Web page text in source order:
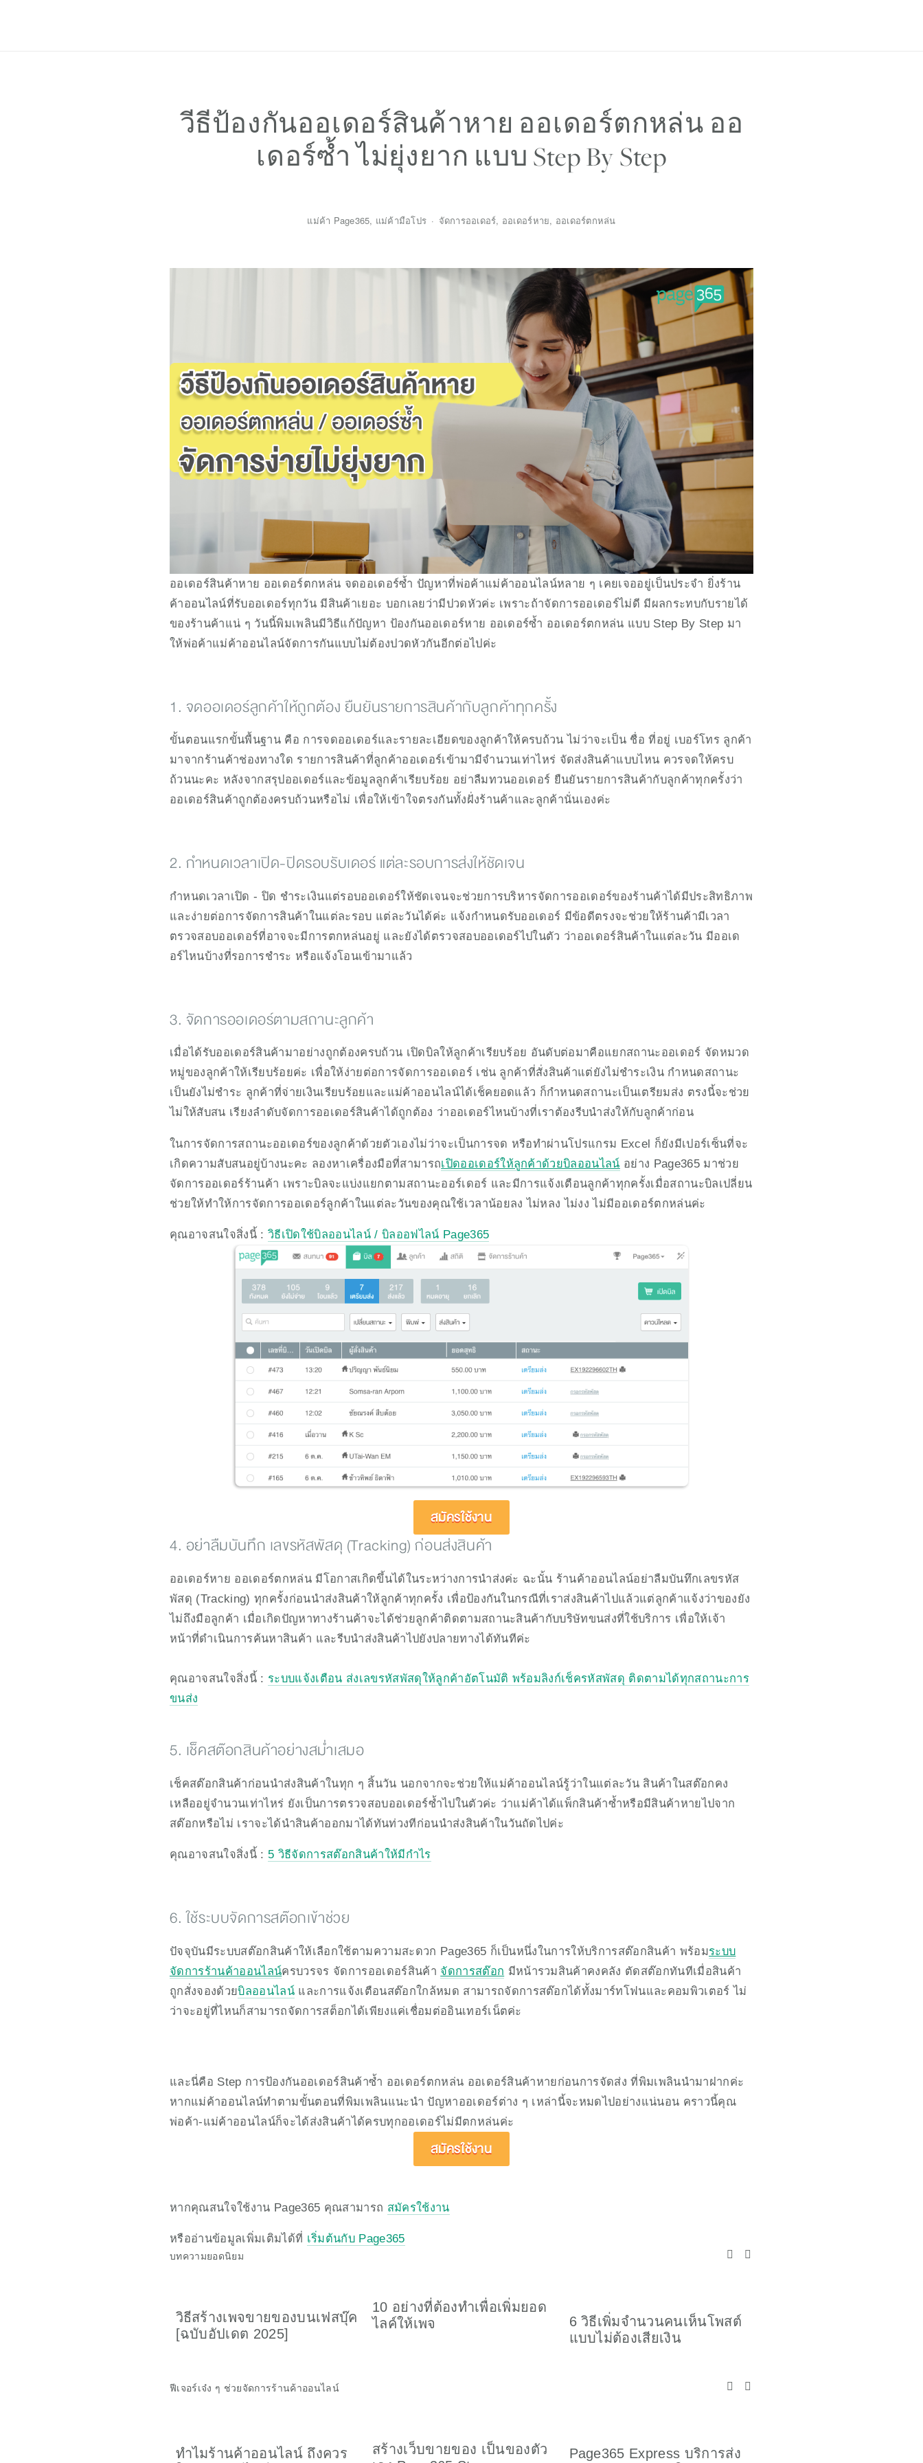
วีธีป้องกันออเดอร์สินค้าหาย ออเดอร์ตกหล่น ออ
เดอร์ซ้ำ ไม่ยุ่งยาก แบบ Step By Step
ออเดอร์สินค้าหาย ออเดอร์ตกหล่น จดออเดอร์ซ้ำ ปัญหาที่พ่อค้าแม่ค้าออนไลน์หลาย ๆ เคยเจออยู่เป็นประจำ ยิ่งร้าน
ค้าออนไลน์ที่รับออเดอร์ทุกวัน มีสินค้าเยอะ บอกเลยว่ามีปวดหัวค่ะ เพราะถ้าจัดการออเดอร์ไม่ดี มีผลกระทบกับรายได้
ของร้านค้าแน่ ๆ วันนี้พิมเพลินมีวิธีแก้ปัญหา ป้องกันออเดอร์หาย ออเดอร์ซ้ำ ออเดอร์ตกหล่น แบบ Step By Step มา
ให้พ่อค้าแม่ค้าออนไลน์จัดการกันแบบไม่ต้องปวดหัวกันอีกต่อไปค่ะ
1. จดออเดอร์ลูกค้าให้ถูกต้อง ยืนยันรายการสินค้ากับลูกค้าทุกครั้ง
ขั้นตอนแรกขั้นพื้นฐาน คือ การจดออเดอร์และรายละเอียดของลูกค้าให้ครบถ้วน ไม่ว่าจะเป็น ชื่อ ที่อยู่ เบอร์โทร ลูกค้า
มาจากร้านค้าช่องทางใด รายการสินค้าที่ลูกค้าออเดอร์เข้ามามีจำนวนเท่าไหร่ จัดส่งสินค้าแบบไหน ควรจดให้ครบ
ถ้วนนะคะ หลังจากสรุปออเดอร์และข้อมูลลูกค้าเรียบร้อย อย่าลืมทวนออเดอร์ ยืนยันรายการสินค้ากับลูกค้าทุกครั้งว่า
ออเดอร์สินค้าถูกต้องครบถ้วนหรือไม่ เพื่อให้เข้าใจตรงกันทั้งฝั่งร้านค้าและลูกค้านั่นเองค่ะ
2. กำหนดเวลาเปิด-ปิดรอบรับเดอร์ แต่ละรอบการส่งให้ชัดเจน
กำหนดเวลาเปิด - ปิด ชำระเงินแต่รอบออเดอร์ให้ชัดเจนจะช่วยการบริหารจัดการออเดอร์ของร้านค้าได้มีประสิทธิภาพ
และง่ายต่อการจัดการสินค้าในแต่ละรอบ แต่ละวันได้ค่ะ แจ้งกำหนดรับออเดอร์ มีข้อดีตรงจะช่วยให้ร้านค้ามีเวลา
ตรวจสอบออเดอร์ที่อาจจะมีการตกหล่นอยู่ และยังได้ตรวจสอบออเดอร์ไปในตัว ว่าออเดอร์สินค้าในแต่ละวัน มีออเด
อร์ไหนบ้างที่รอการชำระ หรือแจ้งโอนเข้ามาแล้ว
3. จัดการออเดอร์ตามสถานะลูกค้า
เมื่อได้รับออเดอร์สินค้ามาอย่างถูกต้องครบถ้วน เปิดบิลให้ลูกค้าเรียบร้อย อันดับต่อมาคือแยกสถานะออเดอร์ จัดหมวด
หมู่ของลูกค้าให้เรียบร้อยค่ะ เพื่อให้ง่ายต่อการจัดการออเดอร์ เช่น ลูกค้าที่สั่งสินค้าแต่ยังไม่ชำระเงิน กำหนดสถานะ
เป็นยังไม่ชำระ ลูกค้าที่จ่ายเงินเรียบร้อยและแม่ค้าออนไลน์ได้เช็คยอดแล้ว ก็กำหนดสถานะเป็นเตรียมส่ง ตรงนี้จะช่วย
ไม่ให้สับสน เรียงลำดับจัดการออเดอร์สินค้าได้ถูกต้อง ว่าออเดอร์ไหนบ้างที่เราต้องรีบนำส่งให้กับลูกค้าก่อน
ในการจัดการสถานะออเดอร์ของลูกค้าด้วยตัวเองไม่ว่าจะเป็นการจด หรือทำผ่านโปรแกรม Excel ก็ยังมีเปอร์เซ็นที่จะ
เกิดความสับสนอยู่บ้างนะคะ ลองหาเครื่องมือที่สามารถเปิดออเดอร์ให้ลูกค้าด้วยบิลออนไลน์ อย่าง Page365 มาช่วย
จัดการออเดอร์ร้านค้า เพราะบิลจะแบ่งแยกตามสถานะออร์เดอร์ และมีการแจ้งเตือนลูกค้าทุกครั้งเมื่อสถานะบิลเปลี่ยน
ช่วยให้ทำให้การจัดการออเดอร์ลูกค้าในแต่ละวันของคุณใช้เวลาน้อยลง ไม่หลง ไม่งง ไม่มีออเดอร์ตกหล่นค่ะ
คุณอาจสนใจสิ่งนี้ : วิธีเปิดใช้บิลออนไลน์ / บิลออฟไลน์ Page365
สมัครใช้งาน
4. อย่าลืมบันทึก เลขรหัสพัสดุ (Tracking) ก่อนส่งสินค้า
ออเดอร์หาย ออเดอร์ตกหล่น มีโอกาสเกิดขึ้นได้ในระหว่างการนำส่งค่ะ ฉะนั้น ร้านค้าออนไลน์อย่าลืมบันทึกเลขรหัส
พัสดุ (Tracking) ทุกครั้งก่อนนำส่งสินค้าให้ลูกค้าทุกครั้ง เพื่อป้องกันในกรณีที่เราส่งสินค้าไปแล้วแต่ลูกค้าแจ้งว่าของยัง
ไม่ถึงมือลูกค้า เมื่อเกิดปัญหาทางร้านค้าจะได้ช่วยลูกค้าติดตามสถานะสินค้ากับบริษัทขนส่งที่ใช้บริการ เพื่อให้เจ้า
หน้าที่ดำเนินการค้นหาสินค้า และรีบนำส่งสินค้าไปยังปลายทางได้ทันทีค่ะ
คุณอาจสนใจสิ่งนี้ : ระบบแจ้งเตือน ส่งเลขรหัสพัสดุให้ลูกค้าอัตโนมัติ พร้อมลิงก์เช็ครหัสพัสดุ ติดตามได้ทุกสถานะการ
ขนส่ง
5. เช็คสต๊อกสินค้าอย่างสม่ำเสมอ
เช็คสต๊อกสินค้าก่อนนำส่งสินค้าในทุก ๆ สิ้นวัน นอกจากจะช่วยให้แม่ค้าออนไลน์รู้ว่าในแต่ละวัน สินค้าในสต๊อกคง
เหลืออยู่จำนวนเท่าไหร่ ยังเป็นการตรวจสอบออเดอร์ซ้ำไปในตัวค่ะ ว่าแม่ค้าได้แพ็กสินค้าซ้ำหรือมีสินค้าหายไปจาก
สต๊อกหรือไม่ เราจะได้นำสินค้าออกมาได้ทันท่วงทีก่อนนำส่งสินค้าในวันถัดไปค่ะ
คุณอาจสนใจสิ่งนี้ : 5 วิธีจัดการสต๊อกสินค้าให้มีกำไร
6. ใช้ระบบจัดการสต๊อกเข้าช่วย
ปัจจุบันมีระบบสต๊อกสินค้าให้เลือกใช้ตามความสะดวก Page365 ก็เป็นหนึ่งในการให้บริการสต๊อกสินค้า พร้อมระบบ
จัดการร้านค้าออนไลน์ครบวรจร จัดการออเดอร์สินค้า จัดการสต๊อก มีหน้ารวมสินค้าคงคลัง ตัดสต๊อกทันทีเมื่อสินค้า
ถูกสั่งจองด้วยบิลออนไลน์ และการแจ้งเตือนสต๊อกใกล้หมด สามารถจัดการสต๊อกได้ทั้งมาร์ทโฟนและคอมพิวเตอร์ ไม่
ว่าจะอยู่ที่ไหนก็สามารถจัดการสต็อกได้เพียงแค่เชื่อมต่ออินเทอร์เน็ตค่ะ
และนี่คือ Step การป้องกันออเดอร์สินค้าซ้ำ ออเดอร์ตกหล่น ออเดอร์สินค้าหายก่อนการจัดส่ง ที่พิมเพลินนำมาฝากค่ะ
หากแม่ค้าออนไลน์ทำตามขั้นตอนที่พิมเพลินแนะนำ ปัญหาออเดอร์ต่าง ๆ เหล่านี้จะหมดไปอย่างแน่นอน คราวนี้คุณ
พ่อค้า-แม่ค้าออนไลน์ก็จะได้ส่งสินค้าได้ครบทุกออเดอร์ไม่มีตกหล่นค่ะ
สมัครใช้งาน
หากคุณสนใจใช้งาน Page365 คุณสามารถ สมัครใช้งาน
หรืออ่านข้อมูลเพิ่มเติมได้ที่ เริ่มต้นกับ Page365
บทความยอดนิยม
วิธีสร้างเพจขายของบนเฟสบุ๊ค
[ฉบับอัปเดต 2025]
10 อย่างที่ต้องทำเพื่อเพิ่มยอด
ไลค์ให้เพจ
6 วิธีเพิ่มจำนวนคนเห็นโพสต์
แบบไม่ต้องเสียเงิน
ฟีเจอร์เจ๋ง ๆ ช่วยจัดการร้านค้าออนไลน์
ทำไมร้านค้าออนไลน์ ถึงควร
สร้างเว็บขายของ เป็นของตัว
Page365 Express บริการส่ง
แม่ค้า Page365, แม่ค้ามือโปร จัดการออเดอร์, ออเดอร์หาย, ออเดอร์ตกหล่น